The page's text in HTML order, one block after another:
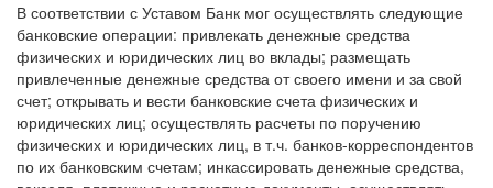
В соответствии с Уставом Банк мог осуществлять следующие
банковские операции: привлекать денежные средства
физических и юридических лиц во вклады; размещать
привлеченные денежные средства от своего имени и за свой
счет; открывать и вести банковские счета физических и
юридических лиц; осуществлять расчеты по поручению
физических и юридических лиц, в т.ч. банков-корреспондентов
по их банковским счетам; инкассировать денежные средства,